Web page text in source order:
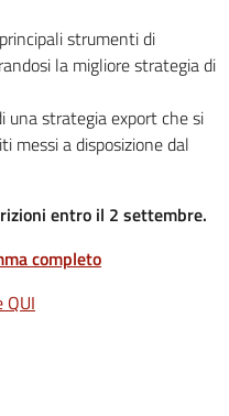
strumenti di
la migliore strategia di
una strategia export che si
messi a disposizione dal
entro il 2 settembre.
completo
QUI